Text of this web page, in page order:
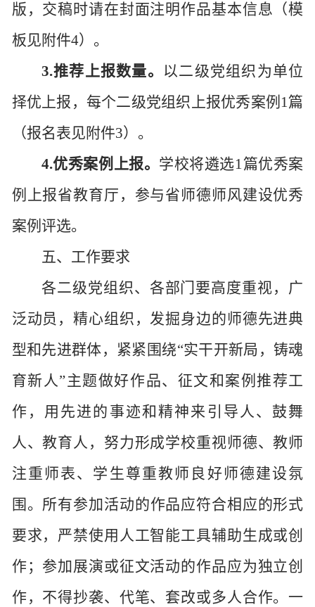
版，交稿时请在封面注明作品基本信息（模
板见附件4）。
3.推荐上报数量。 以二级党组织为单位
择优上报，每个二级党组织上报优秀案例 1篇
（报名表见附件3） 。
4.优秀案例上报。 学校将遴选1篇优秀案
例上报省教育厅，参与省师德师风建设优秀
案例评选。
五、工作要求
各二级党组织、各部门要高度重视，广
泛动员，精心组织，发掘身边的师德先进典
型和先进群体，紧紧围绕“实干开新局，铸魂
育新人”主题做好作品、征文和案例推荐工
作，用先进的事迹和精神来引导人、鼓舞
人、教育人，努力形成学校重视师德、教师
注重师表、学生尊重教师良好师德建设氛
围。 所有参加活动的作品应符合相应的形式
要求，严禁使用人工智能工具辅助生成或创
作；参加展演或征文活动的作品应为独立创
作，不得抄袭、代笔、套改或多人合作。一